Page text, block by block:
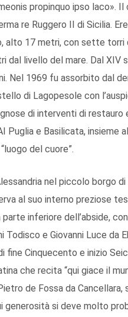
propinquo ipso laco».
re Ruggero II di Sicilia.
alto 17 metri, con sette torri
dal livello del mare. Dal XIV
Nel 1969 fu assorbito dal
di Lagopesole con
di interventi di restauro
Puglia e Basilicata, insieme
del cuore”.
nel piccolo borgo
al suo interno preziose
inferiore dell’abside,
Todisco e Giovanni Luce
fine Cinquecento e inizio
che recita “qui giace il
de Fossa da
si deve molto